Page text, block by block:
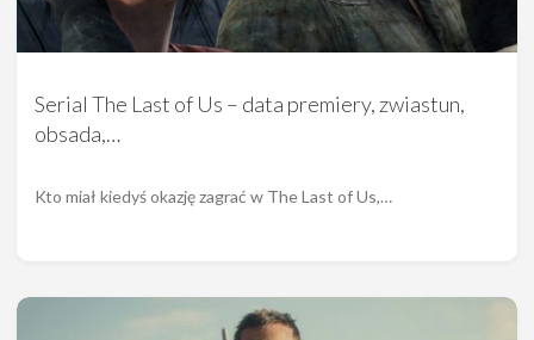
Serial The Last of Us – data premiery, zwiastun,
obsada,…
Kto miał kiedyś okazję zagrać w The Last of Us,…